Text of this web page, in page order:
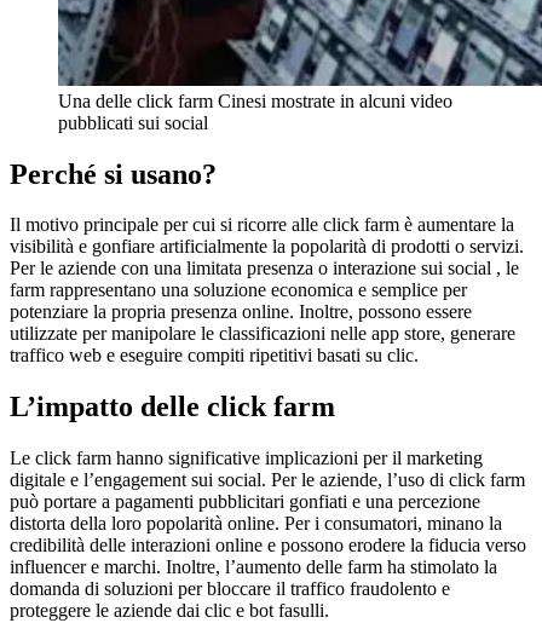
Una delle click farm Cinesi mostrate in alcuni video
pubblicati sui social
Perché si usano?
Il motivo principale per cui si ricorre alle click farm è aumentare la
visibilità e gonfiare artificialmente la popolarità di prodotti o servizi.
Per le aziende con una limitata presenza o interazione sui social , le
farm rappresentano una soluzione economica e semplice per
potenziare la propria presenza online. Inoltre, possono essere
utilizzate per manipolare le classificazioni nelle app store, generare
traffico web e eseguire compiti ripetitivi basati su clic.
L’impatto delle click farm
Le click farm hanno significative implicazioni per il marketing
digitale e l’engagement sui social. Per le aziende, l’uso di click farm
può portare a pagamenti pubblicitari gonfiati e una percezione
distorta della loro popolarità online. Per i consumatori, minano la
credibilità delle interazioni online e possono erodere la fiducia verso
influencer e marchi. Inoltre, l’aumento delle farm ha stimolato la
domanda di soluzioni per bloccare il traffico fraudolento e
proteggere le aziende dai clic e bot fasulli.